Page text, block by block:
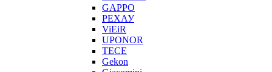
GAPPO
РЕХАУ
ViEiR
UPONOR
TECE
Gekon